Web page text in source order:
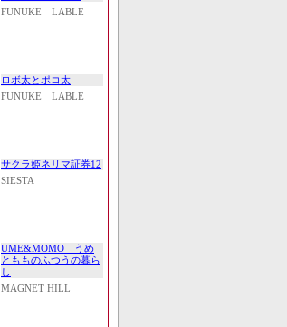
FUNUKE LABLE
ロボ太とポコ太
FUNUKE LABLE
サクラ姫ネリマ証券12
SIESTA
UME&MOMO うめ
ともものふつうの暮ら
し
MAGNET HILL